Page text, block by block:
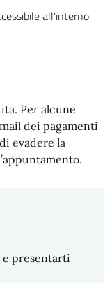
all'interno
Per alcune
dei pagamenti
evadere la
presentarti